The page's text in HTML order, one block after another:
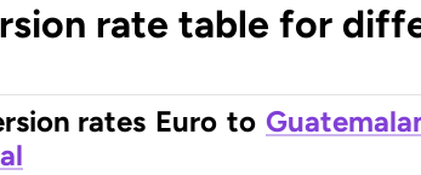
rate table for
rates Euro to